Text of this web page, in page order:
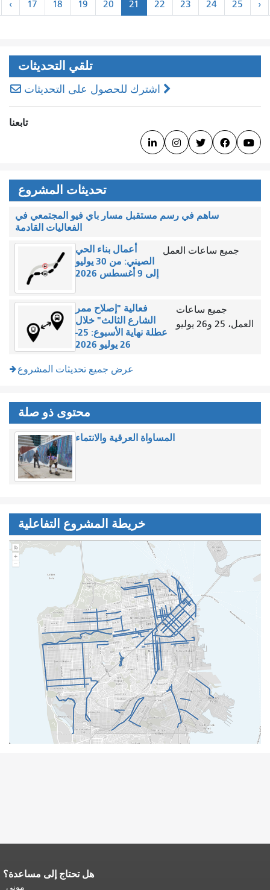
الصفحات
« «الأول»
‹‹روب 17 18 19 20 21 22 23 24 25
تلقي التحديثات
اشترك للحصول على التحديثات




تحديثات المشروع
ساهم في رسم مستقبل مسار باي فيو المجتمعي في
الفعاليات القادمة
أعمال بناء الحي
الصيني: من 30 يوليو
جميع ساعات العمل
فعالية "إصلاح ممر
الشارع الثالث" خلال
عطلة نهاية الأسبوع: 25-
جميع ساعات
25 و26 يوليو
عرض جميع تحديثات المشروع
محتوى ذو صلة
المساواة العرقية والانتماء
خريطة المشروع التفاعلية
هل تحتاج إلى مساعدة؟